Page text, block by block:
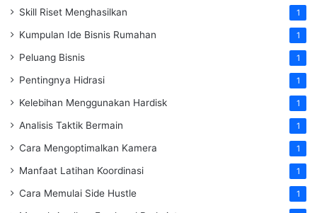
Skill Riset Menghasilkan 1
Kumpulan Ide Bisnis Rumahan 1
Peluang Bisnis 1
Pentingnya Hidrasi 1
Kelebihan Menggunakan Hardisk 1
Analisis Taktik Bermain 1
Cara Mengoptimalkan Kamera 1
Manfaat Latihan Koordinasi 1
Cara Memulai Side Hustle 1